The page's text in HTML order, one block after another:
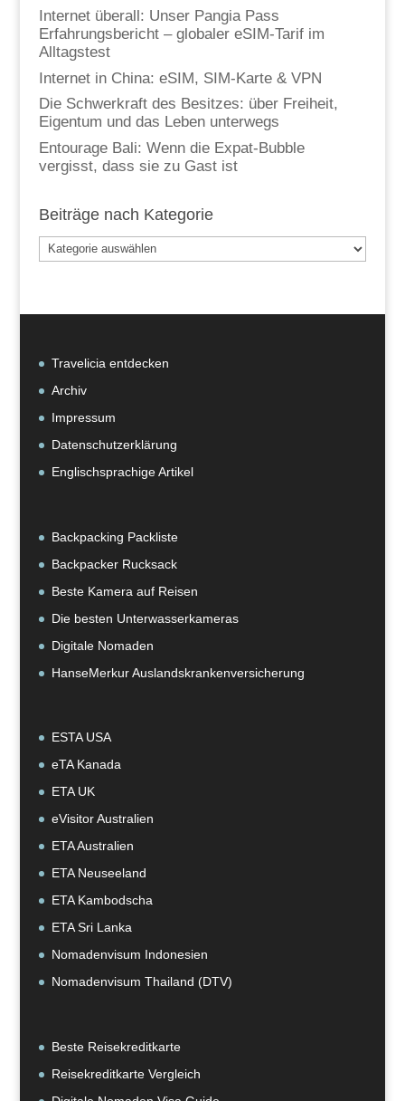
Internet überall: Unser Pangia Pass
Erfahrungsbericht – globaler eSIM-Tarif im
Alltagstest
Internet in China: eSIM, SIM-Karte & VPN
Die Schwerkraft des Besitzes: über Freiheit,
Eigentum und das Leben unterwegs
Entourage Bali: Wenn die Expat-Bubble
vergisst, dass sie zu Gast ist
Beiträge nach Kategorie
Beiträge
nach
Travelicia entdecken
Archiv
Impressum
Datenschutzerklärung
Englischsprachige Artikel
Backpacking Packliste
Backpacker Rucksack
Beste Kamera auf Reisen
Die besten Unterwasserkameras
Digitale Nomaden
HanseMerkur Auslandskrankenversicherung
ESTA USA
eTA Kanada
ETA UK
eVisitor Australien
ETA Australien
ETA Neuseeland
ETA Kambodscha
ETA Sri Lanka
Nomadenvisum Indonesien
Nomadenvisum Thailand (DTV)
Beste Reisekreditkarte
Reisekreditkarte Vergleich